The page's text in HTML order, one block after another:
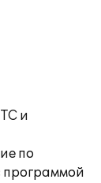
и
по
программой